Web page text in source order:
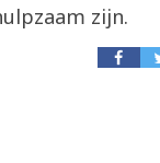
zijn.